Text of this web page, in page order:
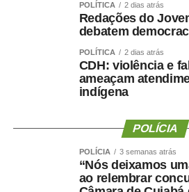
Não basta saber quanto
perdeu. Precisamos saber
força ela conseguiu preservar.
Emagrecer , nem
Uma perda de peso mal
POLÍTICA 2 dias atrás
Redações do
debatem
POLÍTICA 2 dias atrás
CDH: violência e
ameaçam
indígena
POLÍCIA
POLÍCIA 3 semanas atrás
“Nós deixamos
ao relembrar